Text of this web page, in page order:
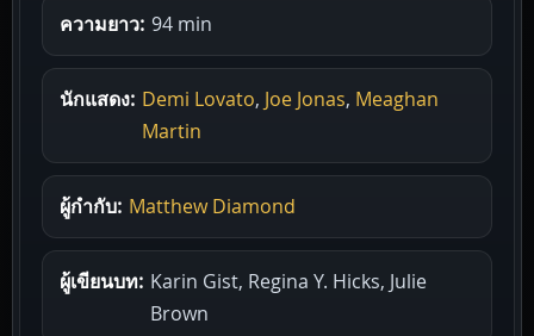
ความยาว: 94 min
นักแสดง: Demi Lovato, Joe Jonas, Meaghan
Martin
ผู้กำกับ: Matthew Diamond
ผู้เขียนบท: Karin Gist, Regina Y. Hicks, Julie
Brown